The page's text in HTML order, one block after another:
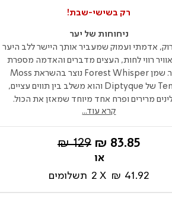
rating
רק בשישי-שבת!
ניחוחות של יער
אדמתי ועמוק שמעביר אותך היישר ללב היער
רווי לחות, העצים מדברים והאדמה מספרת
סיפור. שמן Forest Whisper נוצר בהשראת Moss
Temple של Diptyque והוא משלב בין תווים עציים,
מרירים ופרח אחד מיוחד שמאזן את הכול.
קרא עוד...
החל
83.85 ₪
מחיר
129 ₪
41.92 ₪
2 תשלומים